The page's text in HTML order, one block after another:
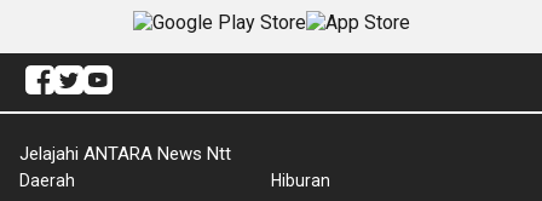
Jelajahi ANTARA News Ntt
Daerah
Hiburan